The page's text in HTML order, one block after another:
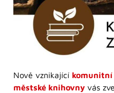
Nově vznikající komunitní
městské knihovny vás